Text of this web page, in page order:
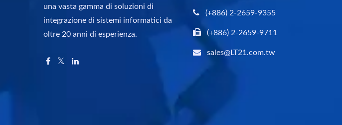
una vasta gamma di soluzioni di
integrazione di sistemi informatici da
oltre 20 anni di esperienza.
(+886) 2-2659-9355
(+886) 2-2659-9711
sales@LT21.com.tw